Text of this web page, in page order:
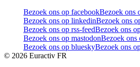
Bezoek ons op facebookBezoek ons
Bezoek ons op linkedinBezoek ons
Bezoek ons op rss-feedBezoek ons
Bezoek ons op mastodonBezoek ons
Bezoek ons op blueskyBezoek ons
© 2026 Euractiv FR